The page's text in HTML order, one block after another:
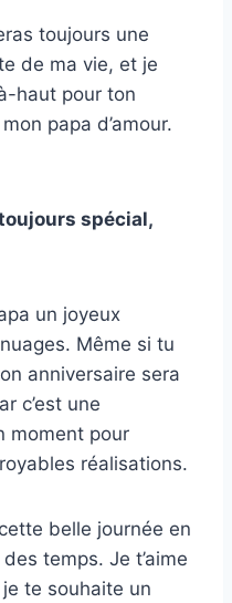
toujours une
de ma vie, et je
haut pour ton
papa d’amour.
spécial,
un joyeux
Même si tu
anniversaire sera
c’est une
moment pour
réalisations.
belle journée en
temps. Je t’aime
je te souhaite un